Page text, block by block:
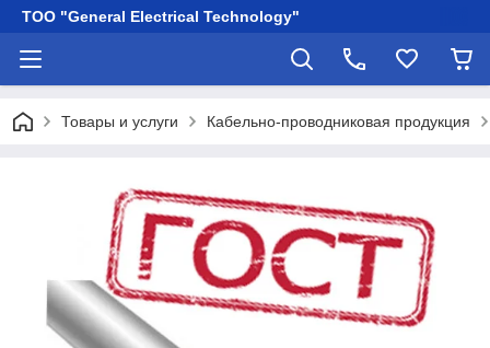
ТОО "General Electrical Technology"
Товары и услуги Кабельно-проводниковая продукция